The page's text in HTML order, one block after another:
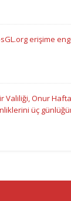
erişime
Valiliği, Onur
üç